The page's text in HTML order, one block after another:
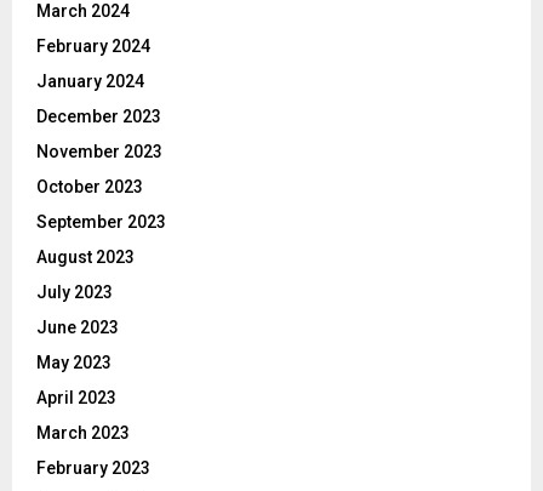
March 2024
February 2024
January 2024
December 2023
November 2023
October 2023
September 2023
August 2023
July 2023
June 2023
May 2023
April 2023
March 2023
February 2023